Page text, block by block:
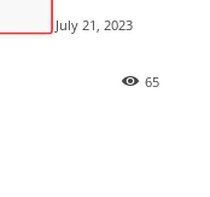
July 21, 2023
65